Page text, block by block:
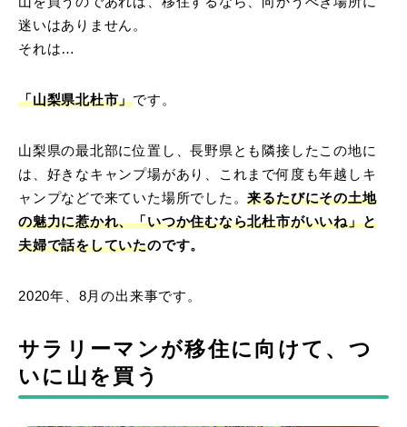
迷いはありません。
それは…
「山梨県北杜市」です。
山梨県の最北部に位置し、長野県とも隣接したこの地に
は、好きなキャンプ場があり、これまで何度も年越しキ
ャンプなどで来ていた場所でした。来るたびにその土地
の魅力に惹かれ、「いつか住むなら北杜市がいいね」と
夫婦で話をしていたのです。
2020年、8月の出来事です。
サラリーマンが移住に向けて、つ
いに山を買う